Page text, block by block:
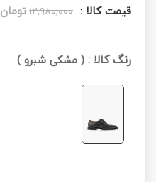
قیمت کالا : ۱۲,۹۸۰,۰۰۰تومان
رنگ کالا :(مشکی شبرو)